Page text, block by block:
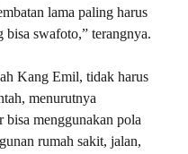
lama paling harus
bisa swafoto,” terangnya.
Kang Emil, tidak harus
menurutnya
bisa menggunakan pola
rumah sakit, jalan,